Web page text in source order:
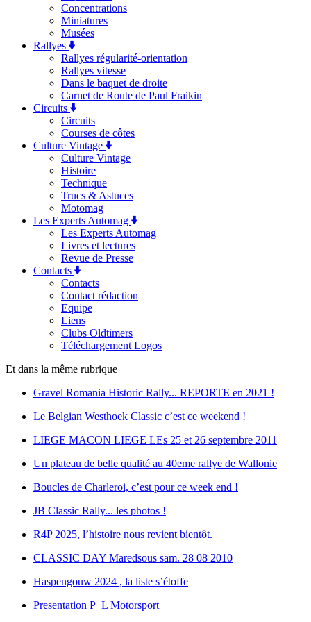
Concentrations
Miniatures
Musées
Rallyes
Rallyes régularité-orientation
Rallyes vitesse
Dans le baquet de droite
Carnet de Route de Paul Fraikin
Circuits
Circuits
Courses de côtes
Culture Vintage
Culture Vintage
Histoire
Technique
Trucs & Astuces
Motomag
Les Experts Automag
Les Experts Automag
Livres et lectures
Revue de Presse
Contacts
Contacts
Contact rédaction
Equipe
Liens
Clubs Oldtimers
Téléchargement Logos
Et dans la même rubrique
Gravel Romania Historic Rally... REPORTE en 2021 !
Le Belgian Westhoek Classic c’est ce weekend !
LIEGE MACON LIEGE LEs 25 et 26 septembre 2011
Un plateau de belle qualité au 40eme rallye de Wallonie
Boucles de Charleroi, c’est pour ce week end !
JB Classic Rally... les photos !
R4P 2025, l’histoire nous revient bientôt.
CLASSIC DAY Maredsous sam. 28 08 2010
Haspengouw 2024 , la liste s’étoffe
Presentation P_L Motorsport